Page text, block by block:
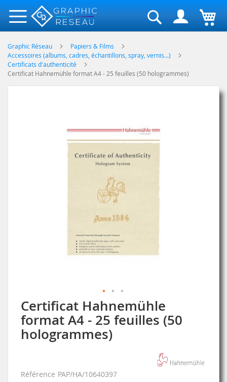
Rechercher
Graphic Réseau
Papiers & Films
Accessoires (albums, cadres, échantillons, spray, vernis...)
Certificats d'authenticité
Certificat Hahnemühle format A4 - 25 feuilles (50 hologrammes)
Certificat Hahnemühle
format A4 - 25 feuilles (50
hologrammes)
Référence PAP/HA/10640397
Skip
to
the
beginning
gallery